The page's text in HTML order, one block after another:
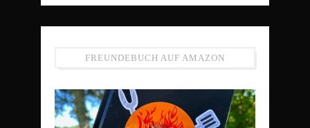
FREUNDEBUCH AUF AMAZON